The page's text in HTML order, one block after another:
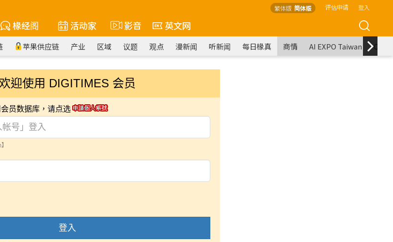
繁体版 简体版 评估申请 登入
椽经阁 活动家 影音 英文网
苹果供应链 产业 区域 议题 观点 漫新闻 听新闻 每日椽真 商情 AI EXPO Taiwan
欢迎使用 DIGITIMES 会员
员数据库，请点选
登入